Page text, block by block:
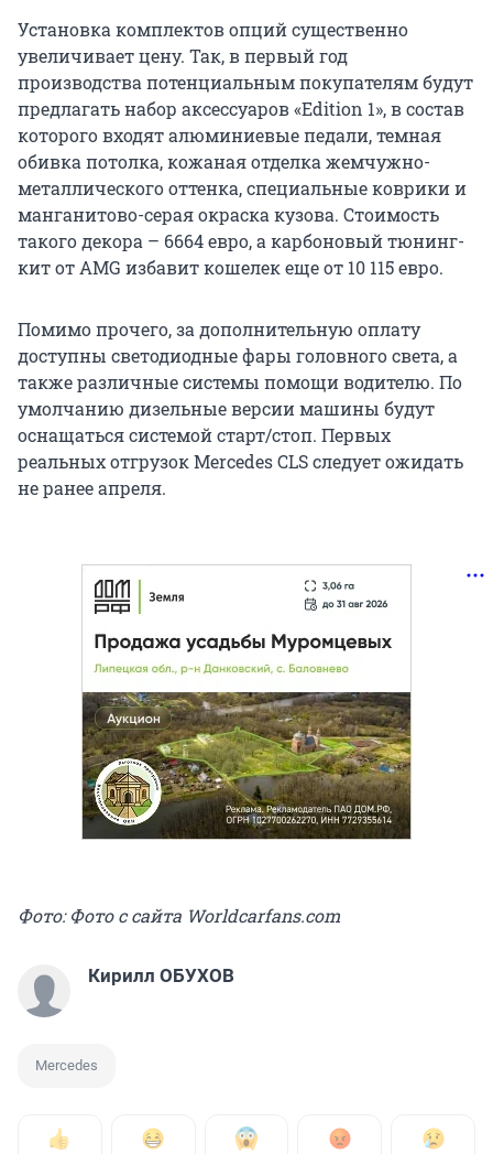
Установка комплектов опций существенно
увеличивает цену. Так, в первый год
производства потенциальным покупателям будут
предлагать набор аксессуаров «Edition 1», в состав
которого входят алюминиевые педали, темная
обивка потолка, кожаная отделка жемчужно-
металлического оттенка, специальные коврики и
манганитово-серая окраска кузова. Стоимость
такого декора – 6664 евро, а карбоновый тюнинг-
кит от AMG избавит кошелек еще от 10 115 евро.
Помимо прочего, за дополнительную оплату
доступны светодиодные фары головного света, а
также различные системы помощи водителю. По
умолчанию дизельные версии машины будут
оснащаться системой старт/стоп. Первых
реальных отгрузок Mercedes CLS следует ожидать
не ранее апреля.
Фото: Фото с сайта Worldcarfans.com
Кирилл ОБУХОВ
Mercedes